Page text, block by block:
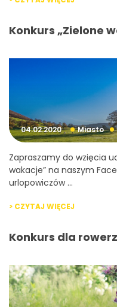
Konkurs „Zielone
04.02.2020 Miasto
Zapraszamy do wzięcia
wakacje” na naszym
urlopowiczów ...
> CZYTAJ WIĘCEJ
Konkurs dla